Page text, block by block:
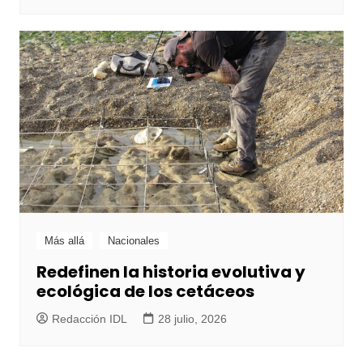
Más allá Nacionales
Redefinen la historia evolutiva y
ecológica de los cetáceos
Redacción IDL 28 julio, 2026